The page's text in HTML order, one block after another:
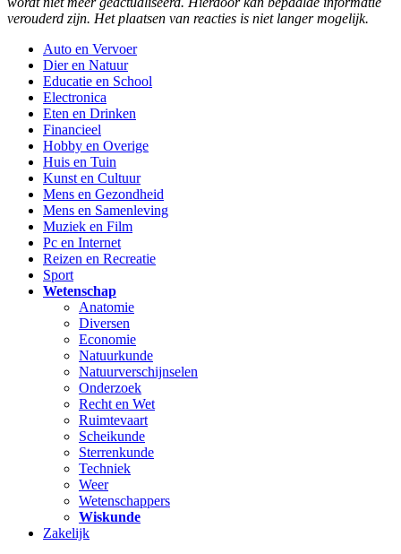
verouderd zijn. Het plaatsen van reacties is niet langer mogelijk.
Auto en Vervoer
Dier en Natuur
Educatie en School
Electronica
Eten en Drinken
Financieel
Hobby en Overige
Huis en Tuin
Kunst en Cultuur
Mens en Gezondheid
Mens en Samenleving
Muziek en Film
Pc en Internet
Reizen en Recreatie
Sport
Wetenschap
Anatomie
Diversen
Economie
Natuurkunde
Natuurverschijnselen
Onderzoek
Recht en Wet
Ruimtevaart
Scheikunde
Sterrenkunde
Techniek
Weer
Wetenschappers
Wiskunde
Zakelijk